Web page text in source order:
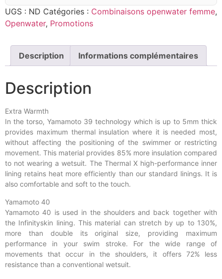
UGS : ND Catégories : Combinaisons openwater femme,
Openwater, Promotions
Description Informations complémentaires
Description
Extra Warmth
In the torso, Yamamoto 39 technology which is up to 5mm thick
provides maximum thermal insulation where it is needed most,
without affecting the positioning of the swimmer or restricting
movement. This material provides 85% more insulation compared
to not wearing a wetsuit. The Thermal X high-performance inner
lining retains heat more efficiently than our standard linings. It is
also comfortable and soft to the touch.
Yamamoto 40
Yamamoto 40 is used in the shoulders and back together with
the Infinityskin lining. This material can stretch by up to 130%,
more than double its original size, providing maximum
performance in your swim stroke. For the wide range of
movements that occur in the shoulders, it offers 72% less
resistance than a conventional wetsuit.